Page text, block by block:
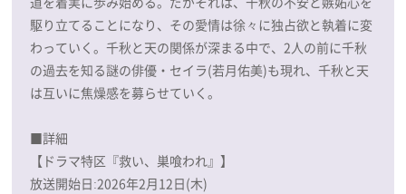
駆り立てることになり、その愛情は徐々に独占欲と執着に変
わっていく。千秋と天の関係が深まる中で、2人の前に千秋
の過去を知る謎の俳優・セイラ(若月佑美)も現れ、千秋と天
は互いに焦燥感を募らせていく。
■詳細
【ドラマ特区『救い、巣喰われ』】
放送開始日:2026年2月12日(木)